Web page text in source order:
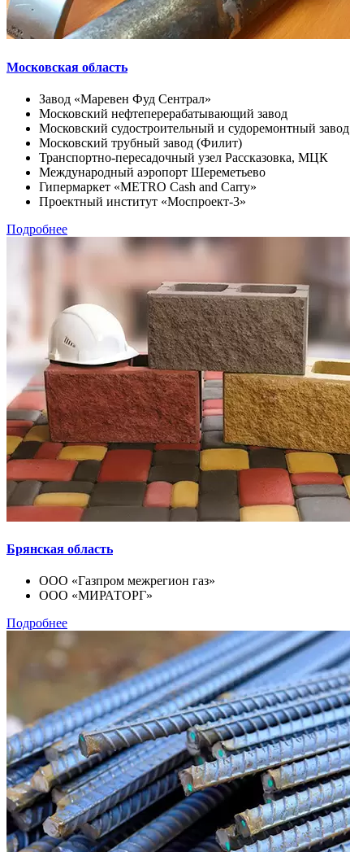
Московская область
Завод «Маревен Фуд Сентрал»
Московский нефтеперерабатывающий завод
Московский судостроительный и судоремонтный завод
Московский трубный завод (Филит)
Транспортно-пересадочный узел Рассказовка, МЦК
Международный аэропорт Шереметьево
Гипермаркет «METRO Cash and Carry»
Проектный институт «Моспроект-3»
Подробнее
Брянская область
ООО «Газпром межрегион газ»
ООО «МИРАТОРГ»
Подробнее